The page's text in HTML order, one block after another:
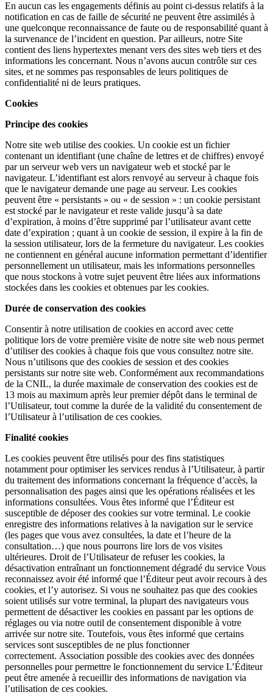
En aucun cas les engagements définis au point ci-dessus relatifs à la
notification en cas de faille de sécurité ne peuvent être assimilés à
une quelconque reconnaissance de faute ou de responsabilité quant à
la survenance de l’incident en question. Par ailleurs, notre Site
contient des liens hypertextes menant vers des sites web tiers et des
informations les concernant. Nous n’avons aucun contrôle sur ces
sites, et ne sommes pas responsables de leurs politiques de
confidentialité ni de leurs pratiques.
Cookies
Principe des cookies
Notre site web utilise des cookies. Un cookie est un fichier
contenant un identifiant (une chaîne de lettres et de chiffres) envoyé
par un serveur web vers un navigateur web et stocké par le
navigateur. L’identifiant est alors renvoyé au serveur à chaque fois
que le navigateur demande une page au serveur. Les cookies
peuvent être « persistants » ou « de session » : un cookie persistant
est stocké par le navigateur et reste valide jusqu’à sa date
d’expiration, à moins d’être supprimé par l’utilisateur avant cette
date d’expiration ; quant à un cookie de session, il expire à la fin de
la session utilisateur, lors de la fermeture du navigateur. Les cookies
ne contiennent en général aucune information permettant d’identifier
personnellement un utilisateur, mais les informations personnelles
que nous stockons à votre sujet peuvent être liées aux informations
stockées dans les cookies et obtenues par les cookies.
Durée de conservation des cookies
Consentir à notre utilisation de cookies en accord avec cette
politique lors de votre première visite de notre site web nous permet
d’utiliser des cookies à chaque fois que vous consultez notre site.
Nous n’utilisons que des cookies de session et des cookies
persistants sur notre site web. Conformément aux recommandations
de la CNIL, la durée maximale de conservation des cookies est de
13 mois au maximum après leur premier dépôt dans le terminal de
l’Utilisateur, tout comme la durée de la validité du consentement de
l’Utilisateur à l’utilisation de ces cookies.
Finalité cookies
Les cookies peuvent être utilisés pour des fins statistiques
notamment pour optimiser les services rendus à l’Utilisateur, à partir
du traitement des informations concernant la fréquence d’accès, la
personnalisation des pages ainsi que les opérations réalisées et les
informations consultées. Vous êtes informé que l’Éditeur est
susceptible de déposer des cookies sur votre terminal. Le cookie
enregistre des informations relatives à la navigation sur le service
(les pages que vous avez consultées, la date et l’heure de la
consultation…) que nous pourrons lire lors de vos visites
ultérieures. Droit de l’Utilisateur de refuser les cookies, la
désactivation entraînant un fonctionnement dégradé du service Vous
reconnaissez avoir été informé que l’Éditeur peut avoir recours à des
cookies, et l’y autorisez. Si vous ne souhaitez pas que des cookies
soient utilisés sur votre terminal, la plupart des navigateurs vous
permettent de désactiver les cookies en passant par les options de
réglages ou via notre outil de consentement disponible à votre
arrivée sur notre site. Toutefois, vous êtes informé que certains
services sont susceptibles de ne plus fonctionner
correctement. Association possible des cookies avec des données
personnelles pour permettre le fonctionnement du service L’Éditeur
peut être amenée à recueillir des informations de navigation via
l’utilisation de ces cookies.